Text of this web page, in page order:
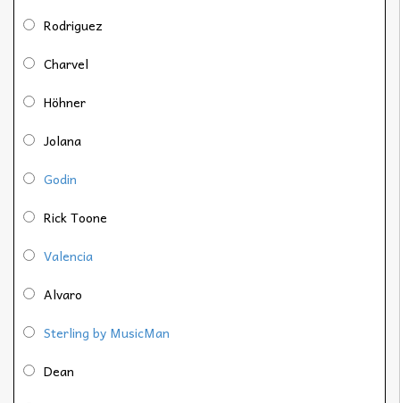
Rodriguez
Charvel
Höhner
Jolana
Godin
Rick Toone
Valencia
Alvaro
Sterling by MusicMan
Dean